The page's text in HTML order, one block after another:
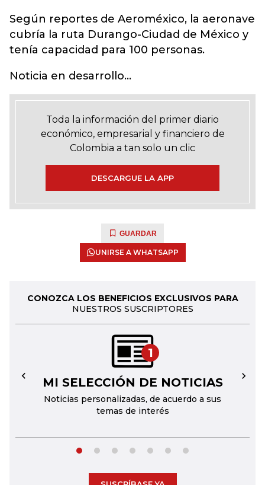
Según reportes de Aeroméxico, la aeronave
cubría la ruta Durango-Ciudad de México y
tenía capacidad para 100 personas.
Noticia en desarrollo...
Toda la información del primer diario
económico, empresarial y financiero de
Colombia a tan solo un clic
DESCARGUE LA APP
GUARDAR
UNIRSE A WHATSAPP
CONOZCA LOS BENEFICIOS EXCLUSIVOS PARA
NUESTROS SUSCRIPTORES
1
MI SELECCIÓN DE NOTICIAS
Noticias personalizadas, de acuerdo a sus
temas de interés
← →